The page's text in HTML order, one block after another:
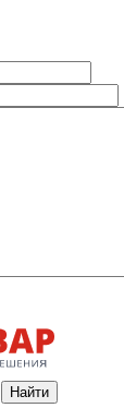
Найти